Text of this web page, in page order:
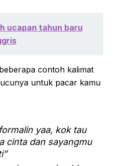
ucapan tahun baru
contoh kalimat
untuk pacar kamu
yaa, kok tau
cinta dan sayangmu